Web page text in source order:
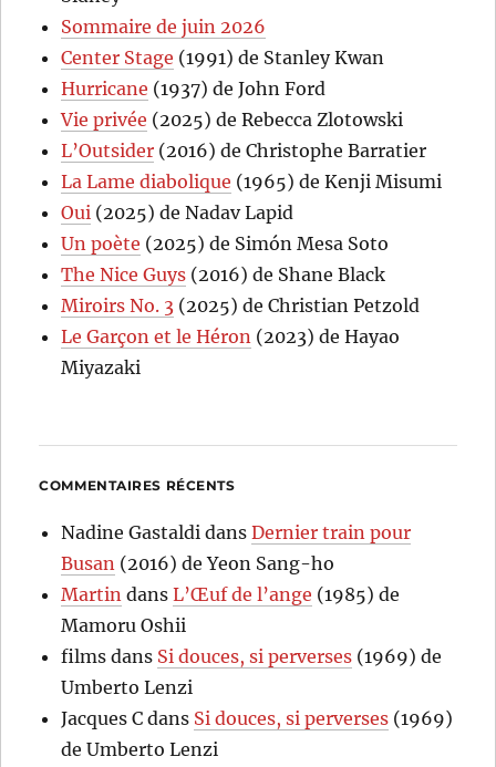
Sommaire de juin 2026
Center Stage (1991) de Stanley Kwan
Hurricane (1937) de John Ford
Vie privée (2025) de Rebecca Zlotowski
L’Outsider (2016) de Christophe Barratier
La Lame diabolique (1965) de Kenji Misumi
Oui (2025) de Nadav Lapid
Un poète (2025) de Simón Mesa Soto
The Nice Guys (2016) de Shane Black
Miroirs No. 3 (2025) de Christian Petzold
Le Garçon et le Héron (2023) de Hayao
Miyazaki
COMMENTAIRES RÉCENTS
Nadine Gastaldi dansDernier train pour
Busan (2016) de Yeon Sang-ho
Martin dansL’Œuf de l’ange (1985) de
Mamoru Oshii
films dans Si douces, si perverses (1969) de
Umberto Lenzi
Jacques C dans Si douces, si perverses (1969)
de Umberto Lenzi